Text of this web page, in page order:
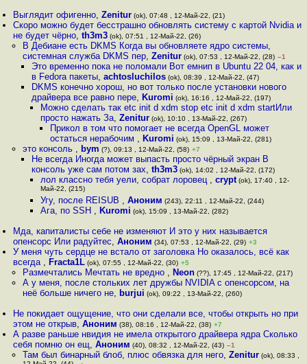
Выглядит офигенно,Zenitur (ok), 07:48 , 12-Май-22, (21)
Скоро можно будет бесстрашно обновлять систему с картой Nvidia и
не будет чёрно,th3m3 (ok), 07:51 , 12-Май-22, (26)
В Дебиане есть DKMS Когда вы обновляете ядро системы,
системная служба DKMS пер, Zenitur(ok), 07:53 , 12-Май-22, (28) –1
Это временно пока не поломали Вот емнип в Ubuntu 22 04, как и
в Fedora пакеты, achtosluchilos(ok), 08:39 , 12-Май-22, (47)
DKMS конечно хорош, но вот только после установки нового
драйвера все равно пере, Kuromi (ok), 16:16 , 12-Май-22, (197)
Можно сделать так etc init d xdm stop etc init d xdm startИли
просто нажать За,Zenitur (ok), 10:10 , 13-Май-22, (267)
Прикол в том что помогает не всегда OpenGL может
остаться нерабочим , Kuromi (ok), 15:09 , 13-Май-22, (281)
это консоль , bym (?), 09:13 , 12-Май-22, (58) +7
Не всегда Иногда может выпасть просто чёрный экран В
консоль уже сам потом зах, th3m3(ok), 14:02 , 12-Май-22, (172)
лол классно тебя уели, собрат лоровец ,crypt (ok), 17:40 , 12-
Май-22, (215)
Угу, после REISUB ,Аноним (243), 22:11 , 12-Май-22, (244)
Ага, по SSH , Kuromi (ok), 15:09 , 13-Май-22, (282)
Мда, капиталисты себе не изменяют И это у них называется
опенсорс Или радуйтес,Аноним (34), 07:53 , 12-Май-22, (29) +3
У меня чуть сердце не встало от заголовка Но оказалось, всё как
всегда , Fracta1L (ok), 07:55 , 12-Май-22, (30) +5
Размечтались Мечтать не вредно , Neon(??), 17:45 , 12-Май-22, (217)
А у меня, после стольких лет дружбы NVIDIA с опенсорсом, на
неё больше ничего не, burjui (ok), 09:22 , 13-Май-22, (260)
Не покидает ощущение, что они сделали все, чтобы открыть но при
этом не открыв,Аноним (38), 08:16 , 12-Май-22, (38) +7
А разве раньше нвидия не имела открытого драйвера ядра Сколько
себя помню он ещ,Аноним (40), 08:32 , 12-Май-22, (43) –1
Там был бинарный блоб, плюс обвязка для него, Zenitur(ok), 08:33 ,